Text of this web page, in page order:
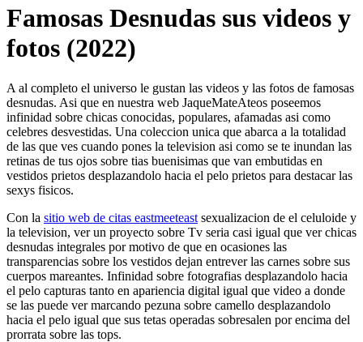
Famosas Desnudas sus videos y
fotos (2022)
A al completo el universo le gustan las videos y las fotos de famosas
desnudas. Asi que en nuestra web JaqueMateAteos poseemos
infinidad sobre chicas conocidas, populares, afamadas asi­ como
celebres desvestidas. Una coleccion unica que abarca a la totalidad
de las que ves cuando pones la television asi­ como se te inundan las
retinas de tus ojos sobre tias buenisimas que van embutidas en
vestidos prietos desplazandolo hacia el pelo prietos para destacar las
sexys fisicos.
Con la sitio web de citas eastmeeteast sexualizacion de el celuloide y
la television, ver un proyecto sobre Tv seri­a casi igual que ver chicas
desnudas integrales por motivo de que en ocasiones las
transparencias sobre los vestidos dejan entrever las carnes sobre sus
cuerpos mareantes. Infinidad sobre fotografias desplazandolo hacia
el pelo capturas tanto en apariencia digital igual que video a donde
se las puede ver marcando pezuna sobre camello desplazandolo
hacia el pelo igual que sus tetas operadas sobresalen por encima del
prorrata sobre las tops.